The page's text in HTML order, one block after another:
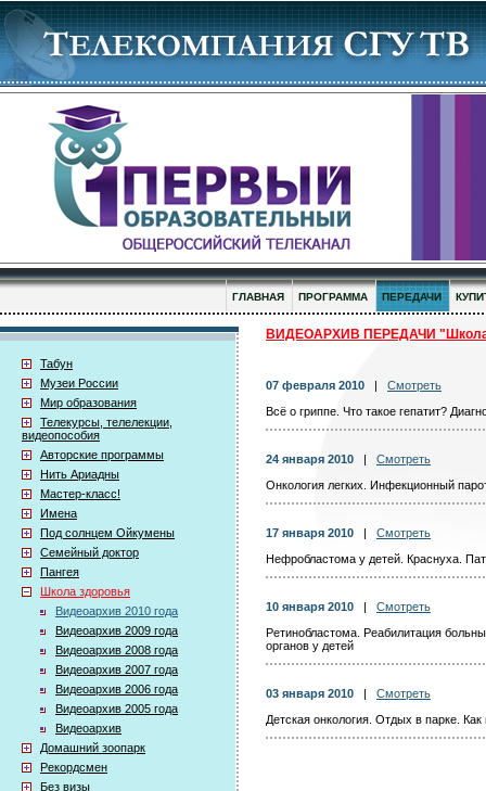
ГЛАВНАЯ ПРОГРАММА ПЕРЕДАЧИ
Табун
Музеи России
Мир образования
Телекурсы, телелекции,
видеопособия
Авторские программы
Нить Ариадны
Мастер-класс!
Имена
Под солнцем Ойкумены
Семейный доктор
Пангея
Школа здоровья
Видеоархив 2010 года
Видеоархив 2009 года
Видеоархив 2008 года
Видеоархив 2007 года
Видеоархив 2006 года
Видеоархив 2005 года
Видеоархив
Домашний зоопарк
Рекордсмен
Без визы
ВИДЕОАРХИВ ПЕРЕДАЧИ "Школа
07 февраля 2010
Смотреть
Всё о гриппе. Что такое гепатит?
24 января 2010
Смотреть
Онкология легких. Инфекционный
17 января 2010
Смотреть
Нефробластома у детей. Краснуха.
10 января 2010
Смотреть
Ретинобластома. Реабилитация
органов у детей
03 января 2010
Смотреть
Детская онкология. Отдых в парке.